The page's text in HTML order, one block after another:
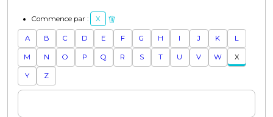
Commence par : X
A B C D E F G H I J K L
M N O P Q R S T U V W X
Y Z